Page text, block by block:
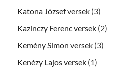
Katona József versek (3)
Kazinczy Ferenc versek (2)
Kemény Simon versek (3)
Kenézy Lajos versek (1)